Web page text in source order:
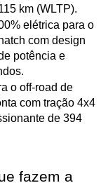
km (WLTP).
elétrica para o
com design
potência e
o off-road de
com tração 4x4
de 394
fazem a